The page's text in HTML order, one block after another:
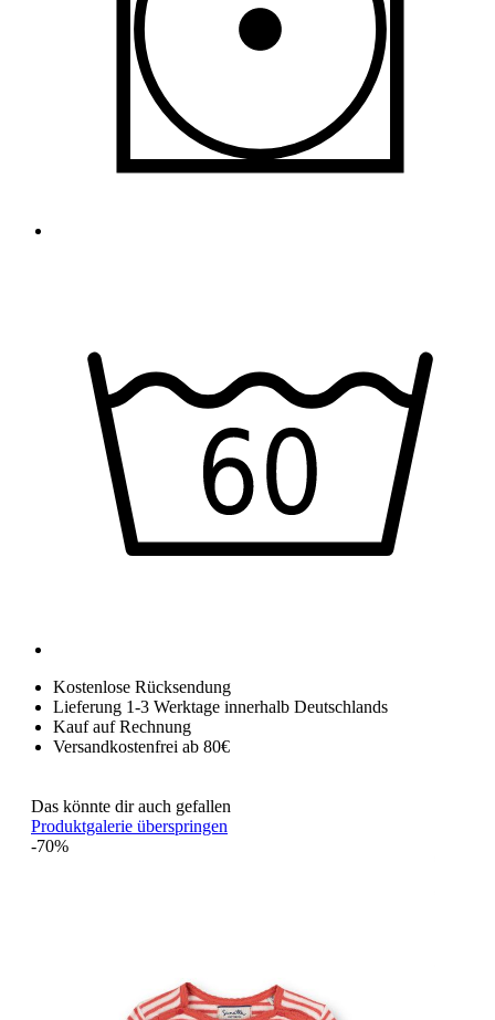
Kostenlose Rücksendung
Lieferung 1-3 Werktage innerhalb Deutschlands
Kauf auf Rechnung
Versandkostenfrei ab 80€
Das könnte dir auch gefallen
Produktgalerie überspringen
-70%